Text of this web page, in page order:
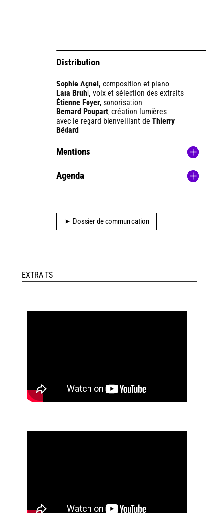
Distribution
Sophie Agnel, composition et piano
Lara Bruhl, voix et sélection des extraits
Étienne Foyer, sonorisation
Bernard Poupart, création lumières
avec le regard bienveillant de Thierry
Bédard
Mentions
Agenda
► Dossier de communication
EXTRAITS